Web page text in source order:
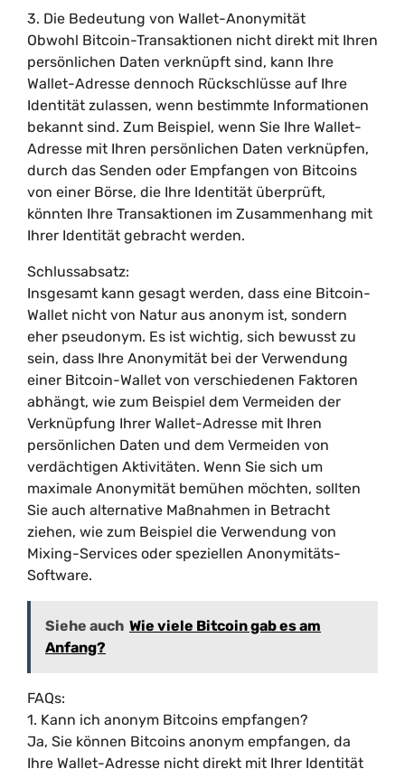
3. Die Bedeutung von Wallet-Anonymität
Obwohl Bitcoin-Transaktionen nicht direkt mit Ihren
persönlichen Daten verknüpft sind, kann Ihre
Wallet-Adresse dennoch Rückschlüsse auf Ihre
Identität zulassen, wenn bestimmte Informationen
bekannt sind. Zum Beispiel, wenn Sie Ihre Wallet-
Adresse mit Ihren persönlichen Daten verknüpfen,
durch das Senden oder Empfangen von Bitcoins
von einer Börse, die Ihre Identität überprüft,
könnten Ihre Transaktionen im Zusammenhang mit
Ihrer Identität gebracht werden.
Schlussabsatz:
Insgesamt kann gesagt werden, dass eine Bitcoin-
Wallet nicht von Natur aus anonym ist, sondern
eher pseudonym. Es ist wichtig, sich bewusst zu
sein, dass Ihre Anonymität bei der Verwendung
einer Bitcoin-Wallet von verschiedenen Faktoren
abhängt, wie zum Beispiel dem Vermeiden der
Verknüpfung Ihrer Wallet-Adresse mit Ihren
persönlichen Daten und dem Vermeiden von
verdächtigen Aktivitäten. Wenn Sie sich um
maximale Anonymität bemühen möchten, sollten
Sie auch alternative Maßnahmen in Betracht
ziehen, wie zum Beispiel die Verwendung von
Mixing-Services oder speziellen Anonymitäts-
Software.
Siehe auch Wie viele Bitcoin gab es am
Anfang?
FAQs:
1. Kann ich anonym Bitcoins empfangen?
Ja, Sie können Bitcoins anonym empfangen, da
Ihre Wallet-Adresse nicht direkt mit Ihrer Identität